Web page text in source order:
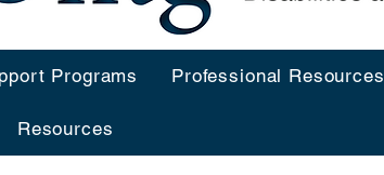
Programs Professional Resources
Resources